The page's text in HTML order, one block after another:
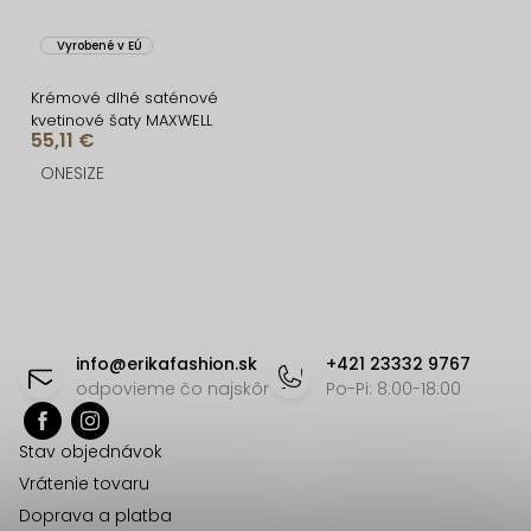
Vyrobené v EÚ
Krémové dlhé saténové
kvetinové šaty MAXWELL
55,11 €
ONESIZE
a
info@erikafashion.sk
odpovieme čo najskôr
+421 23332 9767
Po-Pi: 8:00-18:00
Stav objednávok
Vrátenie tovaru
Doprava a platba